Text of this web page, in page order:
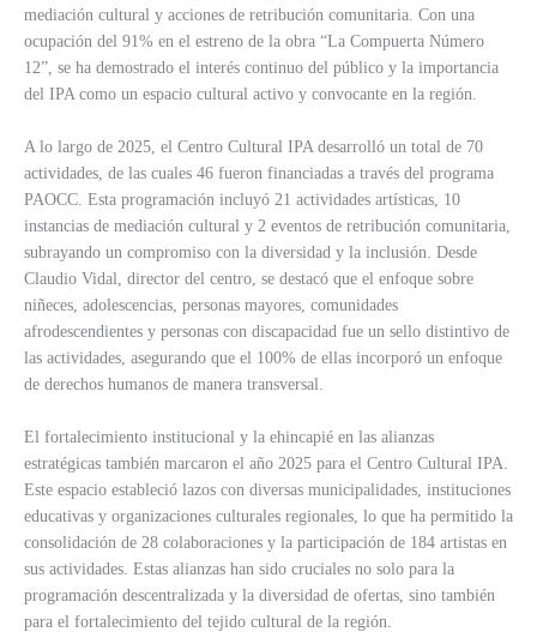
mediación cultural y acciones de retribución comunitaria. Con una
ocupación del 91% en el estreno de la obra “La Compuerta Número
12”, se ha demostrado el interés continuo del público y la importancia
del IPA como un espacio cultural activo y convocante en la región.
A lo largo de 2025, el Centro Cultural IPA desarrolló un total de 70
actividades, de las cuales 46 fueron financiadas a través del programa
PAOCC. Esta programación incluyó 21 actividades artísticas, 10
instancias de mediación cultural y 2 eventos de retribución comunitaria,
subrayando un compromiso con la diversidad y la inclusión. Desde
Claudio Vidal, director del centro, se destacó que el enfoque sobre
niñeces, adolescencias, personas mayores, comunidades
afrodescendientes y personas con discapacidad fue un sello distintivo de
las actividades, asegurando que el 100% de ellas incorporó un enfoque
de derechos humanos de manera transversal.
El fortalecimiento institucional y la ehincapié en las alianzas
estratégicas también marcaron el año 2025 para el Centro Cultural IPA.
Este espacio estableció lazos con diversas municipalidades, instituciones
educativas y organizaciones culturales regionales, lo que ha permitido la
consolidación de 28 colaboraciones y la participación de 184 artistas en
sus actividades. Estas alianzas han sido cruciales no solo para la
programación descentralizada y la diversidad de ofertas, sino también
para el fortalecimiento del tejido cultural de la región.